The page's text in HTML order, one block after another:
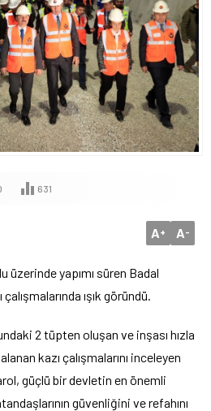
631
A+ A-
üzerinde yapımı süren Badal
ışık göründü.
2 tüpten oluşan ve inşası hızla
kazı çalışmalarını inceleyen
güçlü bir devletin en önemli
güvenliğini ve refahını